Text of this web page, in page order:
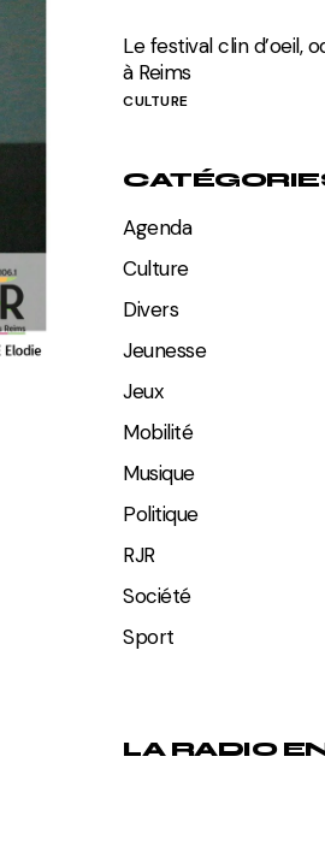
Le festival clin d’oeil,
à Reims
CULTURE
Agenda
Culture
Divers
Jeunesse
Jeux
Mobilité
Musique
Politique
RJR
Société
Sport
LA RADIO